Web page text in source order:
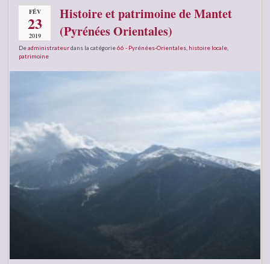
FÉV
23
2019
Histoire et patrimoine de Mantet
(Pyrénées Orientales)
Deadministrateurdans la catégorie66 - Pyrénées-Orientales histoire locale
patrimoine